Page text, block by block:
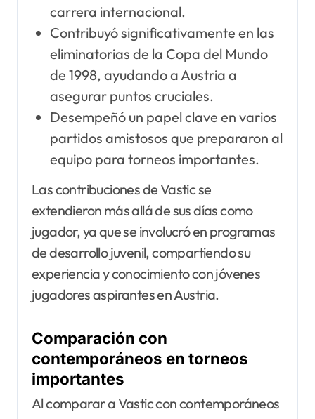
carrera internacional.
Contribuyó significativamente en las
eliminatorias de la Copa del Mundo
de 1998, ayudando a Austria a
asegurar puntos cruciales.
Desempeñó un papel clave en varios
partidos amistosos que prepararon al
equipo para torneos importantes.
Las contribuciones de Vastic se
extendieron más allá de sus días como
jugador, ya que se involucró en programas
de desarrollo juvenil, compartiendo su
experiencia y conocimiento con jóvenes
jugadores aspirantes en Austria.
Comparación con
contemporáneos en torneos
importantes
Al comparar a Vastic con contemporáneos